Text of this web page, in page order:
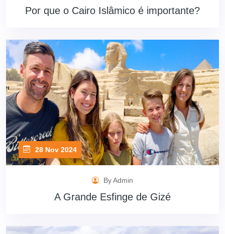
Por que o Cairo Islâmico é importante?
28 Nov 2024
By Admin
A Grande Esfinge de Gizé